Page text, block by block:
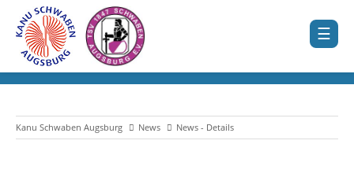
Kanu Schwaben Augsburg News News - Details